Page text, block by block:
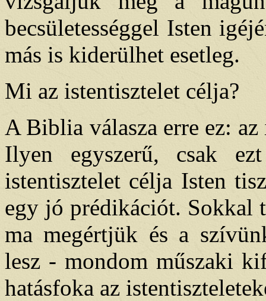
becsületességgel Isten
más is kiderülhet esetleg.
Mi az istentisztelet célja?
A Biblia válasza erre ez:
Ilyen egyszerű, csak
istentisztelet célja Isten
egy jó prédikációt. Sokkal
ma megértjük és a
lesz - mondom műszaki
hatásfoka az